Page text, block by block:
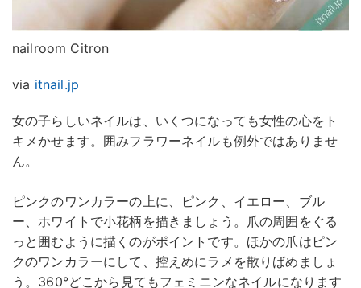
nailroom Citron
via itnail.jp
女の子らしいネイルは、いくつになっても女性の心をト
キメかせます。囲みフラワーネイルも例外ではありませ
ん。
ピンクのワンカラーの上に、ピンク、イエロー、ブル
ー、ホワイトで小花柄を描きましょう。爪の周囲をぐる
っと囲むように描くのがポイントです。ほかの爪はピン
クのワンカラーにして、控えめにラメを散りばめましょ
う。360°どこから見てもフェミニンなネイルになります